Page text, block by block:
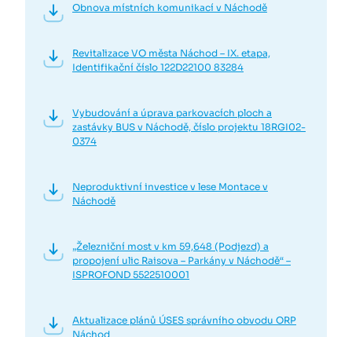
Obnova místních komunikací v Náchodě
Revitalizace VO města Náchod – IX. etapa,
Identifikační číslo 122D22100 83284
Vybudování a úprava parkovacích ploch a
zastávky BUS v Náchodě, číslo projektu 18RGI02-
0374
Neproduktivní investice v lese Montace v
Náchodě
„Železniční most v km 59,648 (Podjezd) a
propojení ulic Raisova – Parkány v Náchodě“ –
ISPROFOND 5522510001
Aktualizace plánů ÚSES správního obvodu ORP
Náchod